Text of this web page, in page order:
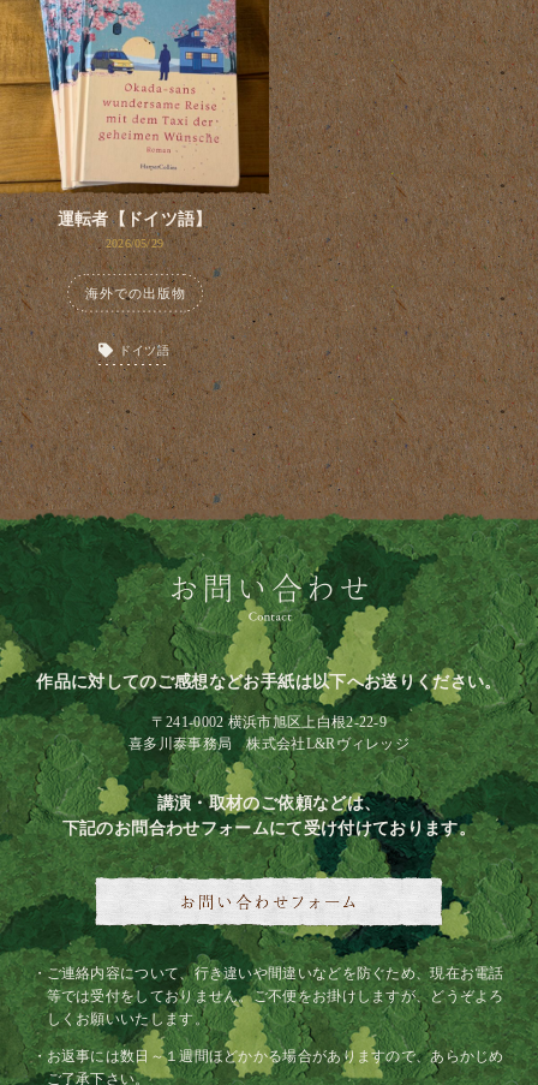
運転者【ドイツ語】
2026/05/29
海外での出版物
ドイツ語
作品に対してのご感想などお手紙は以下へお送りください。
〒241-0002 横浜市旭区上白根2-22-9
喜多川泰事務局 株式会社L&Rヴィレッジ
講演・取材のご依頼などは、
下記のお問合わせフォームにて受け付けております。
ご連絡内容について、行き違いや間違いなどを防ぐため、現在お電話
等では受付をしておりません。ご不便をお掛けしますが、どうぞよろ
しくお願いいたします。
お返事には数日～１週間ほどかかる場合がありますので、あらかじめ
ご了承下さい。